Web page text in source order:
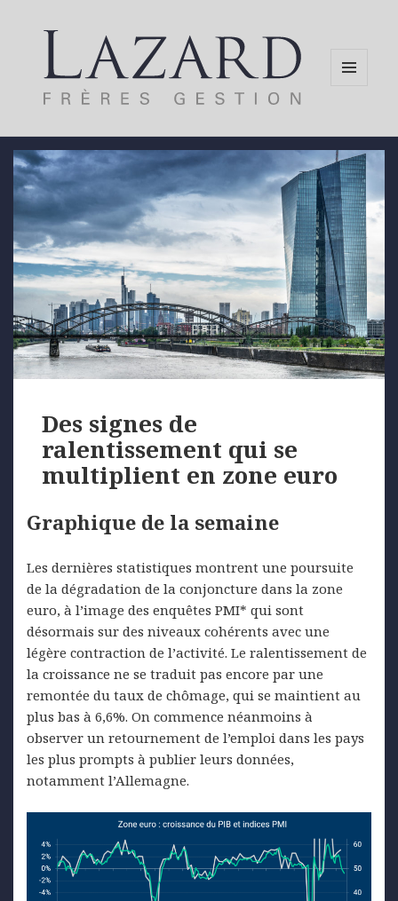
Des signes de
ralentissement qui se
multiplient en zone euro
Graphique de la semaine
Les dernières statistiques montrent une poursuite
de la dégradation de la conjoncture dans la zone
euro, à l’image des enquêtes PMI* qui sont
désormais sur des niveaux cohérents avec une
légère contraction de l’activité. Le ralentissement de
la croissance ne se traduit pas encore par une
remontée du taux de chômage, qui se maintient au
plus bas à 6,6%. On commence néanmoins à
observer un retournement de l’emploi dans les pays
les plus prompts à publier leurs données,
notamment l’Allemagne.